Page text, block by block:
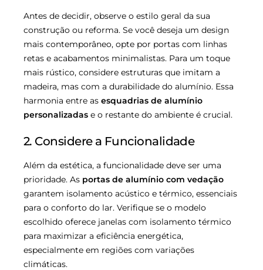
Antes de decidir, observe o estilo geral da sua
construção ou reforma. Se você deseja um design
mais contemporâneo, opte por portas com linhas
retas e acabamentos minimalistas. Para um toque
mais rústico, considere estruturas que imitam a
madeira, mas com a durabilidade do alumínio. Essa
harmonia entre as esquadrias de alumínio
personalizadas e o restante do ambiente é crucial.
2. Considere a Funcionalidade
Além da estética, a funcionalidade deve ser uma
prioridade. As portas de alumínio com vedação
garantem isolamento acústico e térmico, essenciais
para o conforto do lar. Verifique se o modelo
escolhido oferece janelas com isolamento térmico
para maximizar a eficiência energética,
especialmente em regiões com variações
climáticas.